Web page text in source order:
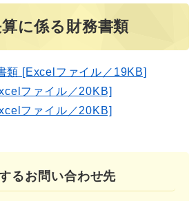
に係る財務書類
類 [Excelファイル／19KB]
ファイル／20KB]
ファイル／20KB]
るお問い合わせ先